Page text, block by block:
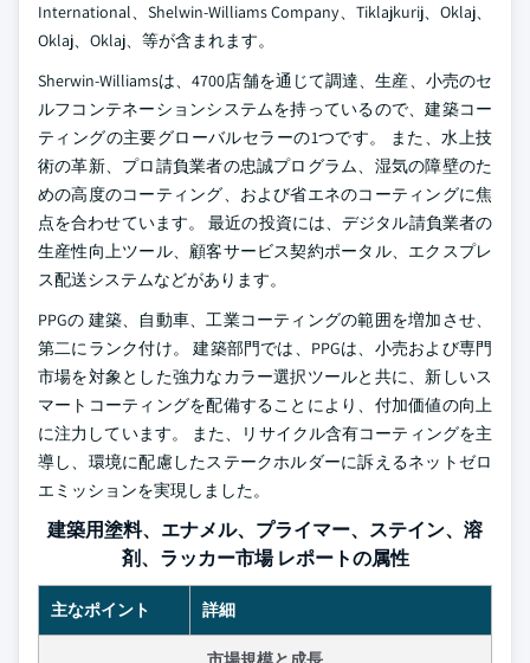
International、Shelwin-Williams Company、Tiklajkurij、Oklaj、
Oklaj、Oklaj、等が含まれます。
Sherwin-Williamsは、4700店舗を通じて調達、生産、小売のセ
ルフコンテネーションシステムを持っているので、建築コー
ティングの主要グローバルセラーの1つです。 また、水上技
術の革新、プロ請負業者の忠誠プログラム、湿気の障壁のた
めの高度のコーティング、および省エネのコーティングに焦
点を合わせています。 最近の投資には、デジタル請負業者の
生産性向上ツール、顧客サービス契約ポータル、エクスプレ
ス配送システムなどがあります。
PPGの 建築、自動車、工業コーティングの範囲を増加させ、
第二にランク付け。 建築部門では、PPGは、小売および専門
市場を対象とした強力なカラー選択ツールと共に、新しいス
マートコーティングを配備することにより、付加価値の向上
に注力しています。 また、リサイクル含有コーティングを主
導し、環境に配慮したステークホルダーに訴えるネットゼロ
エミッションを実現しました。
建築用塗料、エナメル、プライマー、ステイン、溶
剤、ラッカー市場 レポートの属性
主なポイント 詳細